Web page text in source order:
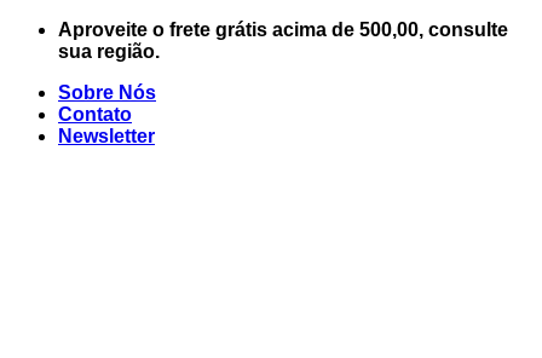
Skip
Aproveite o frete grátis acima de 500,00, consulte
sua região.
Sobre Nós
Contato
Newsletter